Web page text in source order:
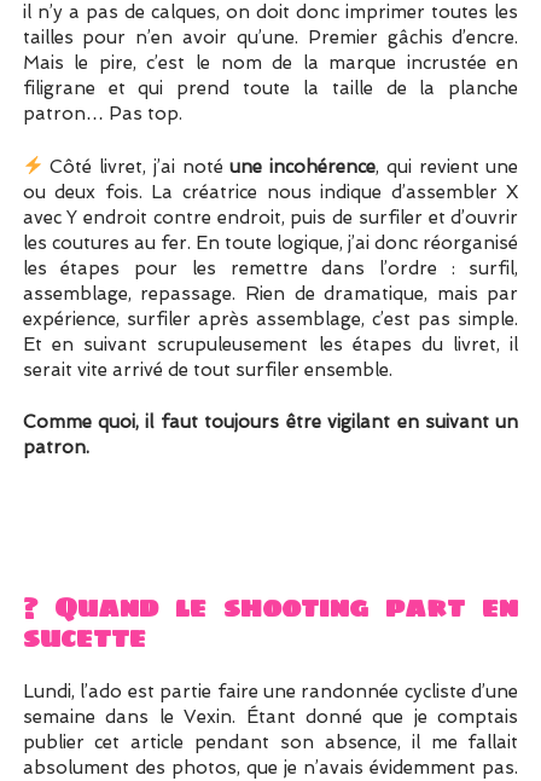
il n’y a pas de calques, on doit donc imprimer toutes les
tailles pour n’en avoir qu’une. Premier gâchis d’encre.
Mais le pire, c’est le nom de la marque incrustée en
filigrane et qui prend toute la taille de la planche
patron… Pas top.
Côté livret, j’ai notéune incohérence, qui revient une
ou deux fois. La créatrice nous indique d’assembler X
avec Y endroit contre endroit, puis de surfiler et d’ouvrir
les coutures au fer. En toute logique, j’ai donc réorganisé
les étapes pour les remettre dans l’ordre : surfil,
assemblage, repassage. Rien de dramatique, mais par
expérience, surfiler après assemblage, c’est pas simple.
Et en suivant scrupuleusement les étapes du livret, il
serait vite arrivé de tout surfiler ensemble.
Comme quoi, il faut toujours être vigilant en suivant un
patron.
? Quand le shooting part en
sucette
Lundi, l’ado est partie faire une randonnée cycliste d’une
semaine dans le Vexin. Étant donné que je comptais
publier cet article pendant son absence, il me fallait
absolument des photos, que je n’avais évidemment pas.